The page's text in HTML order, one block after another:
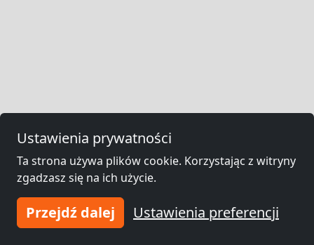
Ustawienia prywatności
Ta strona używa plików cookie. Korzystając z witryny
zgadzasz się na ich użycie.
Przejdź dalej Ustawienia preferencji